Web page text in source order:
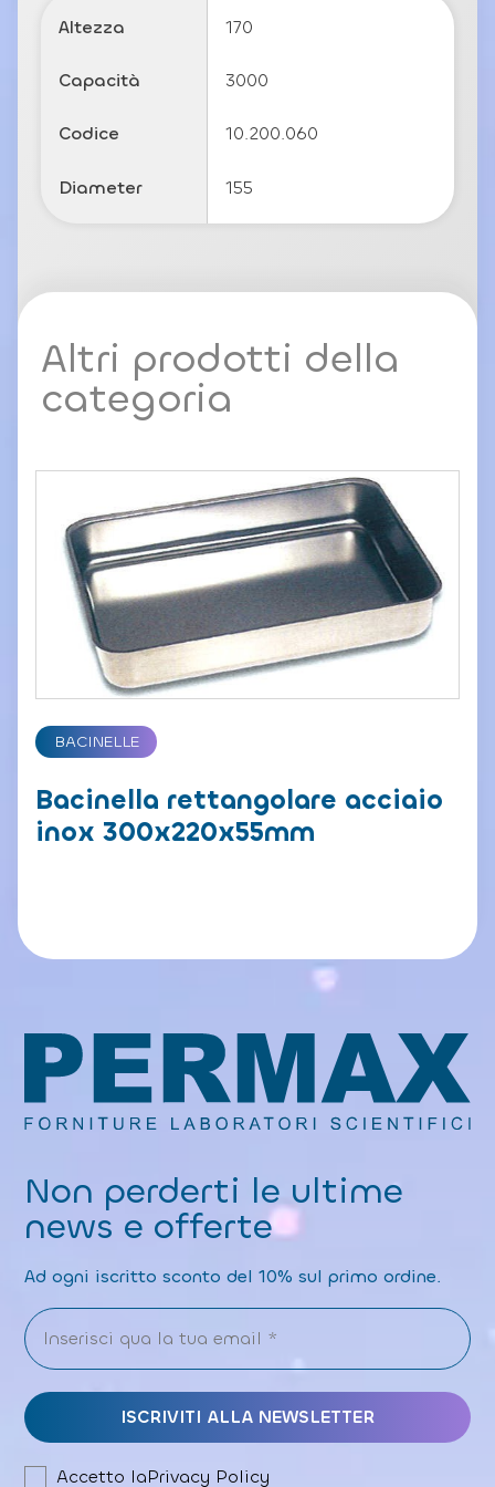
li
Altezza 170
Capacità 3000
Codice 10.200.060
Diameter 155
Altri prodotti della
categoria
BACINELLE
Bacinella rettangolare acciaio
inox 300x220x55mm
Non perderti le ultime
news e offerte
Ad ogni iscritto sconto del 10% sul primo ordine.
Accetto laPrivacy Policy